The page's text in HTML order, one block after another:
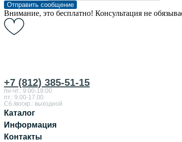
+7 (812) 385-51-15
пн-чт.: 9:00-18:00
пт.: 9.00-17.00
Сб./воскр.: выходной
Каталог
Информация
Контакты
Отправить сообщение
Внимание, это бесплатно! Консультация не